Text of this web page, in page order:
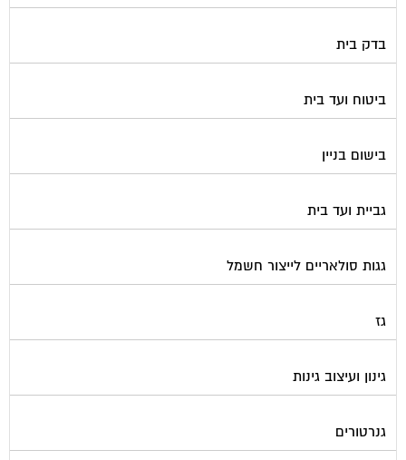
בדק בית
ביטוח ועד בית
בישום בניין
גביית ועד בית
גגות סולאריים לייצור חשמל
גז
גינון ועיצוב גינות
גנרטורים